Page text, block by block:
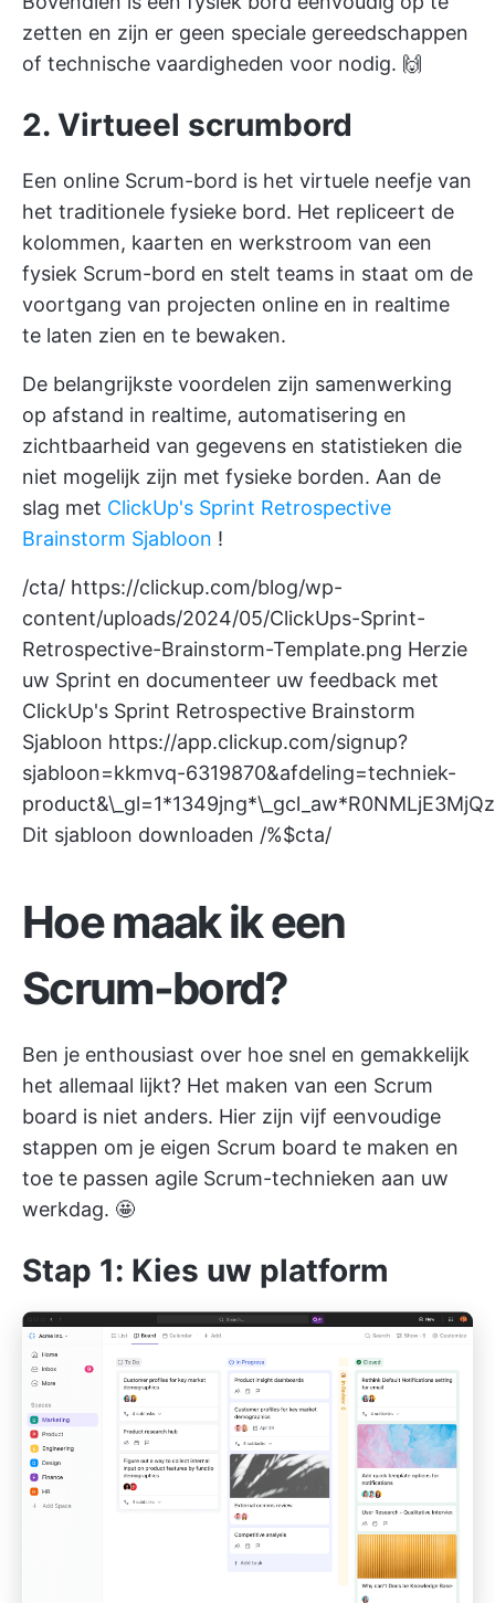
zetten en zijn er geen speciale gereedschappen
of technische vaardigheden voor nodig. 🙌
2. Virtueel scrumbord
Een online Scrum-bord is het virtuele neefje van
het traditionele fysieke bord. Het repliceert de
kolommen, kaarten en werkstroom van een
fysiek Scrum-bord en stelt teams in staat om de
voortgang van projecten online en in realtime
te laten zien en te bewaken.
De belangrijkste voordelen zijn samenwerking
op afstand in realtime, automatisering en
zichtbaarheid van gegevens en statistieken die
niet mogelijk zijn met fysieke borden. Aan de
slag met ClickUp's Sprint Retrospective
Brainstorm Sjabloon !
/cta/ https://clickup.com/blog/wp-
content/uploads/2024/05/ClickUps-Sprint-
Retrospective-Brainstorm-Template.png Herzie
uw Sprint en documenteer uw feedback met
ClickUp's Sprint Retrospective Brainstorm
Sjabloon https://app.clickup.com/signup?
sjabloon=kkmvq-6319870&afdeling=techniek-
Dit sjabloon downloaden /%$cta/
Hoe maak ik een
Scrum-bord?
Ben je enthousiast over hoe snel en gemakkelijk
het allemaal lijkt? Het maken van een Scrum
board is niet anders. Hier zijn vijf eenvoudige
stappen om je eigen Scrum board te maken en
toe te passen agile Scrum-technieken aan uw
werkdag. 🤩
Stap 1: Kies uw platform